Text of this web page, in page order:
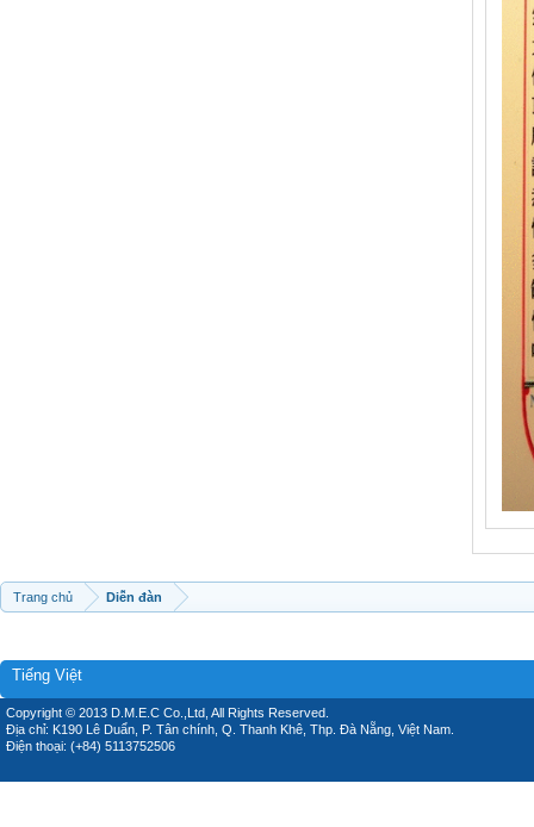
Trang chủ Diễn đàn
Tiếng Việt
Copyright © 2013 D.M.E.C Co.,Ltd, All Rights Reserved.
Địa chỉ: K190 Lê Duẩn, P. Tân chính, Q. Thanh Khê, Thp. Đà Nẵng, Việt Nam.
Điện thoại: (+84) 5113752506